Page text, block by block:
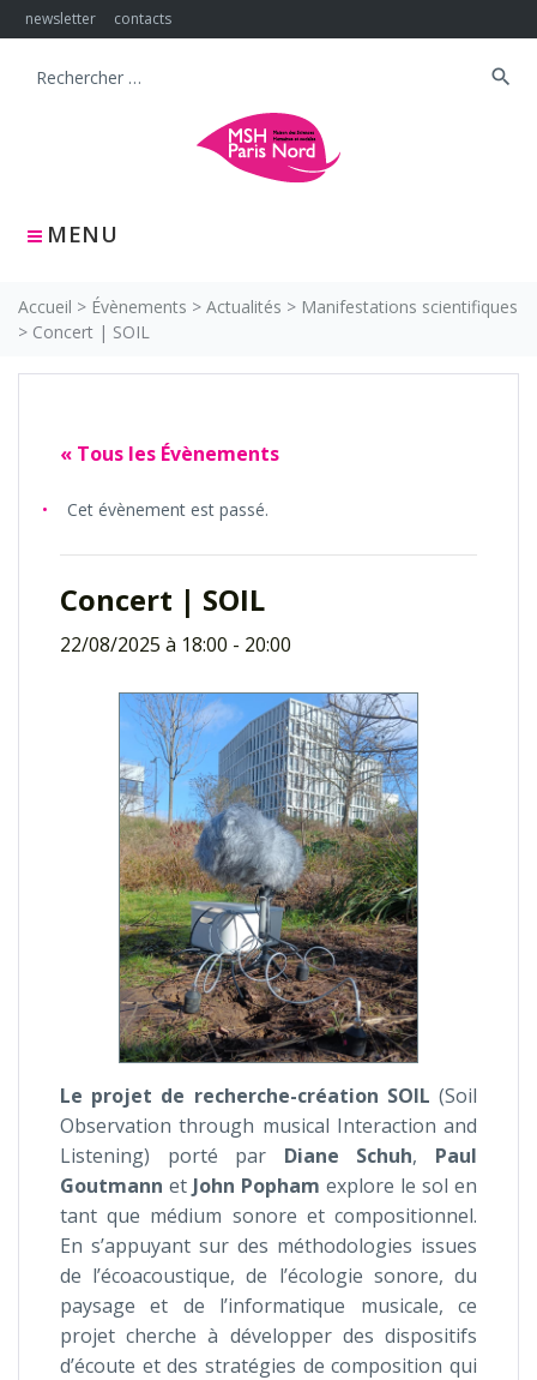
Skip
to
newsletter contacts
MENU
Search
search
Accueil > Évènements > Actualités > Manifestations scientifiques
> Concert | SOIL
« Tous les Évènements
Cet évènement est passé.
Concert | SOIL
22/08/2025 à 18:00 - 20:00
Le projet de recherche-création SOIL (Soil
Observation through musical Interaction and
Listening) porté par Diane Schuh, Paul
Goutmann et John Popham explore le sol en
tant que médium sonore et compositionnel.
En s’appuyant sur des méthodologies issues
de l’écoacoustique, de l’écologie sonore, du
paysage et de l’informatique musicale, ce
projet cherche à développer des dispositifs
d’écoute et des stratégies de composition qui